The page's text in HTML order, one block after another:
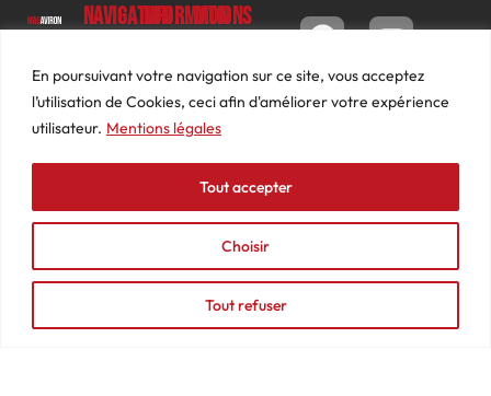
En poursuivant votre navigation sur ce site, vous acceptez
l’utilisation de Cookies, ceci afin d'améliorer votre expérience
utilisateur. Mentions légales
Choisir
Tout refuser
Tout accepter
Luc
Barbier
69640
74
87
contact@mediasaviron.fr
Navigation
Le
Magazine
Photos
Actualités
Podcasts
Informations
Conditions
générales
de ventes
Mentions
légales
Mon
Tableau
de bord
Commandes
Adresses
Détails
du
compte